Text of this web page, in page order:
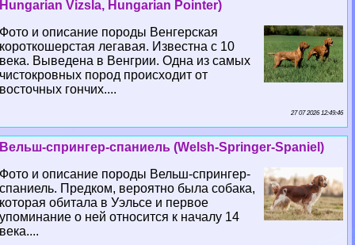
Hungarian Vizsla, Hungarian Pointer)
Фото и описание породы Венгерская
короткошерстая легавая. Известна с 10
века. Выведена в Венгрии. Одна из самых
чистокровных пород происходит от
восточных гончих....
27 07 2026 12:49:46
Вельш-спрингер-спаниель (Welsh-Springer-Spaniel)
Фото и описание породы Вельш-спрингер-
спаниель. Предком, вероятно была собака,
которая обитала в Уэльсе и первое
упоминание о ней относится к началу 14
века....